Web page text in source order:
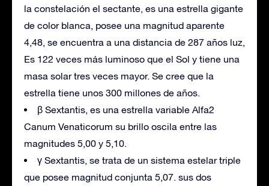
la constelación el sectante, es una estrella gigante
de color blanca, posee una magnitud aparente
4,48, se encuentra a una distancia de 287 años luz,
Es 122 veces más luminoso que el Sol y tiene una
masa solar tres veces mayor. Se cree que la
estrella tiene unos 300 millones de años.
β Sextantis, es una estrella variable Alfa2
Canum Venaticorum su brillo oscila entre las
magnitudes 5,00 y 5,10.
γ Sextantis, se trata de un sistema estelar triple
que posee magnitud conjunta 5,07. sus dos